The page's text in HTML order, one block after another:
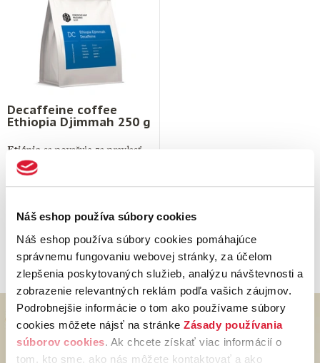
Náš eshop používa súbory cookies
Náš eshop používa súbory cookies pomáhajúce
správnemu fungovaniu webovej stránky, za účelom
zlepšenia poskytovaných služieb, analýzu návštevnosti a
zobrazenie relevantných reklám podľa vašich záujmov.
Podrobnejšie informácie o tom ako používame súbory
cookies môžete nájsť na stránke Zásady používania
súborov cookies. Ak chcete získať viac informácií o
tom, kto sme, ako nás môžete kontaktovať a ako
Decaffeine coffee
Ethiopia Djimmah 250 g
Etiópia sa považuje za pravlasť
kávovníkov. Najznámejšia
legenda hovorí, že povzbudivú
7, €
83 ks na sklade